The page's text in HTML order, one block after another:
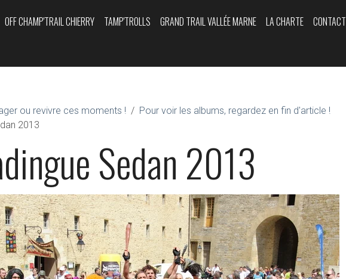
OFF CHAMP'TRAIL CHIERRY TAMP'TROLLS GRAND TRAIL VALLÉE MARNE LA CHARTE CONTACT
ou revivre ces moments !
Pour voir les albums, regardez en fin d'article !
2013
Sedan 2013